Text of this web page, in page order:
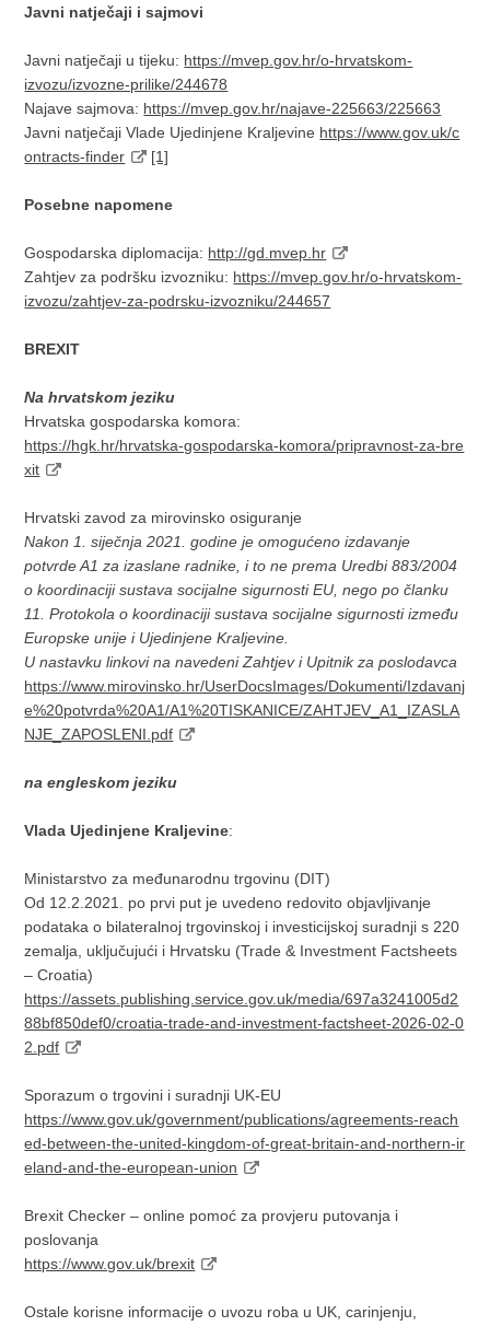
Javni natječaji i sajmovi
Javni natječaji u tijeku: https://mvep.gov.hr/o-hrvatskom-
izvozu/izvozne-prilike/244678
Najave sajmova: https://mvep.gov.hr/najave-225663/225663
Javni natječaji Vlade Ujedinjene Kraljevine https://www.gov.uk/c
ontracts-finder
[1]
Posebne napomene
Gospodarska diplomacija: http://gd.mvep.hr
Zahtjev za podršku izvozniku: https://mvep.gov.hr/o-hrvatskom-
izvozu/zahtjev-za-podrsku-izvozniku/244657
BREXIT
Na hrvatskom jeziku
Hrvatska gospodarska komora:
https://hgk.hr/hrvatska-gospodarska-komora/pripravnost-za-bre
xit
Hrvatski zavod za mirovinsko osiguranje
Nakon 1. siječnja 2021. godine je omogućeno izdavanje
potvrde A1 za izaslane radnike, i to ne prema Uredbi 883/2004
o koordinaciji sustava socijalne sigurnosti EU, nego po članku
11. Protokola o koordinaciji sustava socijalne sigurnosti između
Europske unije i Ujedinjene Kraljevine.
U nastavku linkovi na navedeni Zahtjev i Upitnik za poslodavca
https://www.mirovinsko.hr/UserDocsImages/Dokumenti/Izdavanj
e%20potvrda%20A1/A1%20TISKANICE/ZAHTJEV_A1_IZASLA
NJE_ZAPOSLENI.pdf
na engleskom jeziku
Vlada Ujedinjene Kraljevine:
Ministarstvo za međunarodnu trgovinu (DIT)
Od 12.2.2021. po prvi put je uvedeno redovito objavljivanje
podataka o bilateralnoj trgovinskoj i investicijskoj suradnji s 220
zemalja, uključujući i Hrvatsku (Trade & Investment Factsheets
– Croatia)
https://assets.publishing.service.gov.uk/media/697a3241005d2
88bf850def0/croatia-trade-and-investment-factsheet-2026-02-0
2.pdf
Sporazum o trgovini i suradnji UK-EU
https://www.gov.uk/government/publications/agreements-reach
ed-between-the-united-kingdom-of-great-britain-and-northern-ir
eland-and-the-european-union
Brexit Checker – online pomoć za provjeru putovanja i
poslovanja
https://www.gov.uk/brexit
Ostale korisne informacije o uvozu roba u UK, carinjenju,